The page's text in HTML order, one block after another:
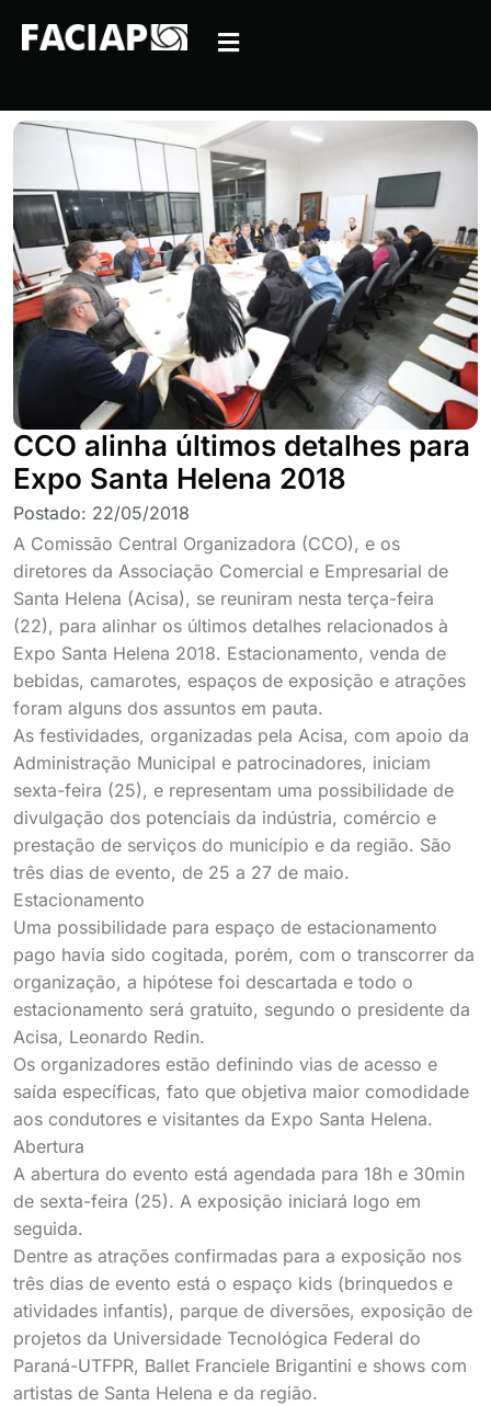
CCO alinha últimos detalhes para
Expo Santa Helena 2018
Postado: 22/05/2018
A Comissão Central Organizadora (CCO), e os
diretores da Associação Comercial e Empresarial de
Santa Helena (Acisa), se reuniram nesta terça-feira
(22), para alinhar os últimos detalhes relacionados à
Expo Santa Helena 2018. Estacionamento, venda de
bebidas, camarotes, espaços de exposição e atrações
foram alguns dos assuntos em pauta.
As festividades, organizadas pela Acisa, com apoio da
Administração Municipal e patrocinadores, iniciam
sexta-feira (25), e representam uma possibilidade de
divulgação dos potenciais da indústria, comércio e
prestação de serviços do município e da região. São
três dias de evento, de 25 a 27 de maio.
Estacionamento
Uma possibilidade para espaço de estacionamento
pago havia sido cogitada, porém, com o transcorrer da
organização, a hipótese foi descartada e todo o
estacionamento será gratuito, segundo o presidente da
Acisa, Leonardo Redin.
Os organizadores estão definindo vias de acesso e
saída específicas, fato que objetiva maior comodidade
aos condutores e visitantes da Expo Santa Helena.
Abertura
A abertura do evento está agendada para 18h e 30min
de sexta-feira (25). A exposição iniciará logo em
seguida.
Dentre as atrações confirmadas para a exposição nos
três dias de evento está o espaço kids (brinquedos e
atividades infantis), parque de diversões, exposição de
projetos da Universidade Tecnológica Federal do
Paraná-UTFPR, Ballet Franciele Brigantini e shows com
artistas de Santa Helena e da região.